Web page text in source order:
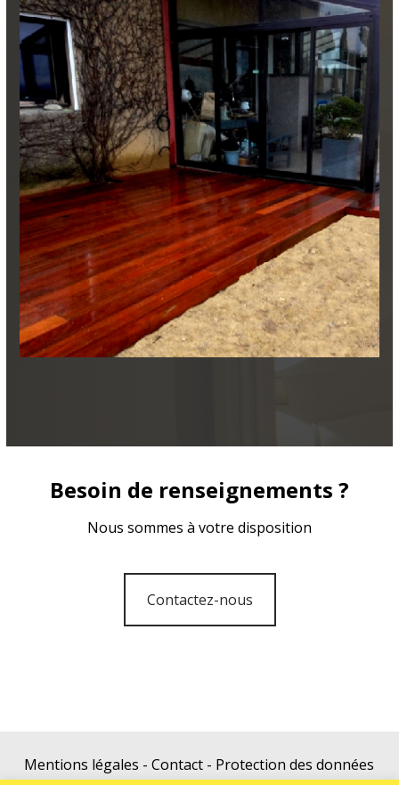
Besoin de renseignements ?
Nous sommes à votre disposition
Contactez-nous
Mentions légales -Contact - Protection des données